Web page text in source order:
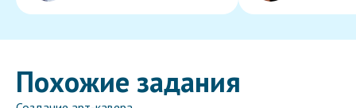
Похожие задания